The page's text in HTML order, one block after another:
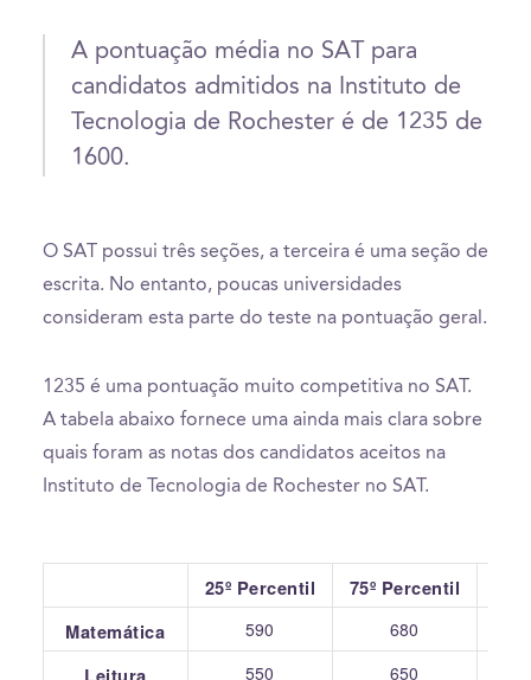
A pontuação média no SAT para
candidatos admitidos na Instituto de
Tecnologia de Rochester é de 1235 de
1600.
O SAT possui três seções, a terceira é uma seção de
escrita. No entanto, poucas universidades
consideram esta parte do teste na pontuação geral.
1235 é uma pontuação muito competitiva no SAT.
A tabela abaixo fornece uma ainda mais clara sobre
quais foram as notas dos candidatos aceitos na
Instituto de Tecnologia de Rochester no SAT.
25º Percentil 75º Percentil
Matemática
590 680
550 650